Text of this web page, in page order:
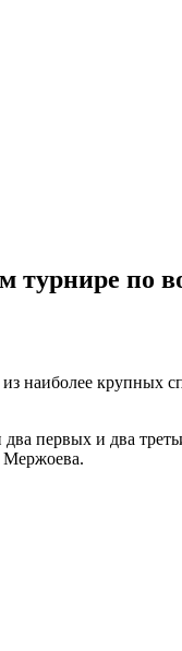
турнире по
наиболее
первых и два
Мержоева.